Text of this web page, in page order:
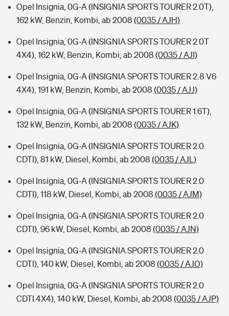
Opel Insignia, 0G-A (INSIGNIA SPORTS TOURER 2.0T),
162 kW, Benzin, Kombi, ab 2008 (0035 / AJH)
Opel Insignia, 0G-A (INSIGNIA SPORTS TOURER 2.0T
4X4), 162 kW, Benzin, Kombi, ab 2008 (0035 / AJI)
Opel Insignia, 0G-A (INSIGNIA SPORTS TOURER 2.8 V6
4X4), 191 kW, Benzin, Kombi, ab 2008 (0035 / AJJ)
Opel Insignia, 0G-A (INSIGNIA SPORTS TOURER 1.6T),
132 kW, Benzin, Kombi, ab 2008 (0035 / AJK)
Opel Insignia, 0G-A (INSIGNIA SPORTS TOURER 2.0
CDTI), 81 kW, Diesel, Kombi, ab 2008 (0035 / AJL)
Opel Insignia, 0G-A (INSIGNIA SPORTS TOURER 2.0
CDTI), 118 kW, Diesel, Kombi, ab 2008 (0035 / AJM)
Opel Insignia, 0G-A (INSIGNIA SPORTS TOURER 2.0
CDTI), 96 kW, Diesel, Kombi, ab 2008 (0035 / AJN)
Opel Insignia, 0G-A (INSIGNIA SPORTS TOURER 2.0
CDTI), 140 kW, Diesel, Kombi, ab 2008 (0035 / AJO)
Opel Insignia, 0G-A (INSIGNIA SPORTS TOURER 2.0
CDTI 4X4), 140 kW, Diesel, Kombi, ab 2008 (0035 / AJP)